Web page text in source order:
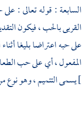
السابعة : قوله تعالى :
القربى بالحب ، فيكون
على حبه اعتراضا بليغا
المفعول ، أي على حب
]يسمى التتميم ، وهو نوع